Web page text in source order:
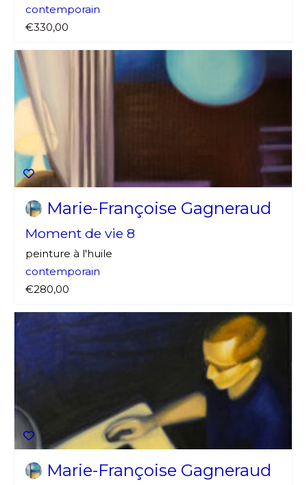
contemporain
€330,00
Marie-Françoise Gagneraud
Moment de vie 8
peinture à l'huile
contemporain
€280,00
Marie-Françoise Gagneraud